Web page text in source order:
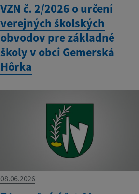
VZN č. 2/2026 o určení
verejných školských
obvodov pre základné
školy v obci Gemerská
Hôrka
08.06.2026